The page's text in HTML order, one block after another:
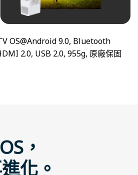
OS@Android 9.0, Bluetooth
2.0, USB 2.0, 955g, 原廠保固
，
化。